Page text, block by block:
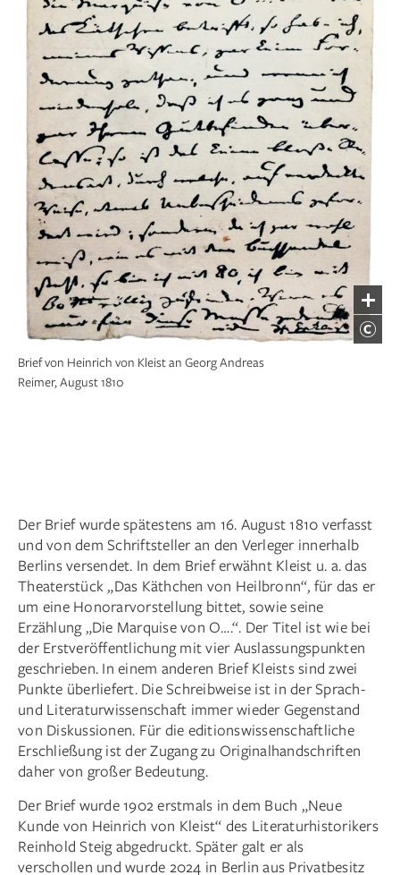
Brief von Heinrich von Kleist an Georg Andreas
Reimer, August 1810
Der Brief wurde spätestens am 16. August 1810 verfasst
und von dem Schriftsteller an den Verleger innerhalb
Berlins versendet. In dem Brief erwähnt Kleist u. a. das
Theaterstück „Das Käthchen von Heilbronn“, für das er
um eine Honorarvorstellung bittet, sowie seine
Erzählung „Die Marquise von O….“. Der Titel ist wie bei
der Erstveröffentlichung mit vier Auslassungspunkten
geschrieben. In einem anderen Brief Kleists sind zwei
Punkte überliefert. Die Schreibweise ist in der Sprach-
und Literaturwissenschaft immer wieder Gegenstand
von Diskussionen. Für die editionswissenschaftliche
Erschließung ist der Zugang zu Originalhandschriften
daher von großer Bedeutung.
Der Brief wurde 1902 erstmals in dem Buch „Neue
Kunde von Heinrich von Kleist“ des Literaturhistorikers
Reinhold Steig abgedruckt. Später galt er als
verschollen und wurde 2024 in Berlin aus Privatbesitz